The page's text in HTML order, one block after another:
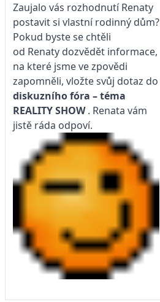
Zaujalo vás rozhodnutí Renaty
postavit si vlastní rodinný dům?
Pokud byste se chtěli
od Renaty dozvědět informace,
na které jsme ve zpovědi
zapomněli, vložte svůj dotaz do
diskuzního fóra – téma
REALITY SHOW. Renata vám
jistě ráda odpoví.